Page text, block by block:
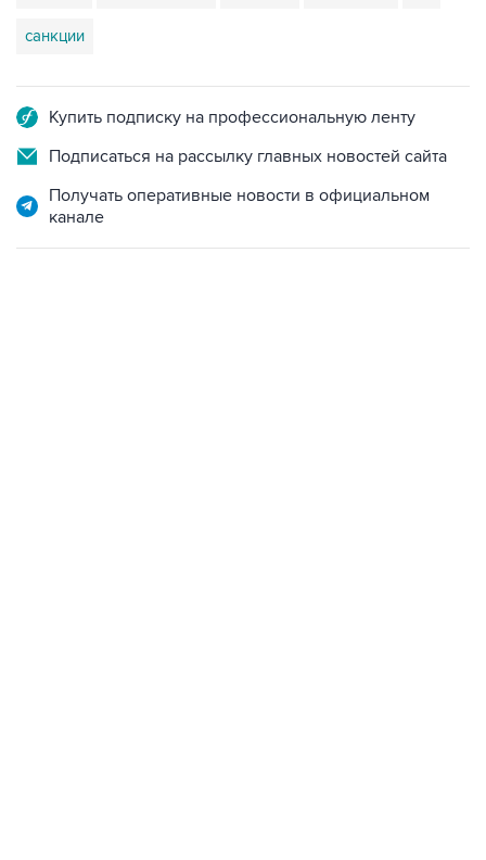
Подписаться на рассылку главных новостей сайта
Получать оперативные новости в официальном